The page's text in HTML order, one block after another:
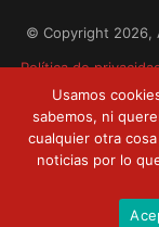
© Copyright 2026,
Política de
Usamos
sabemos, ni
cualquier otra
noticias por lo